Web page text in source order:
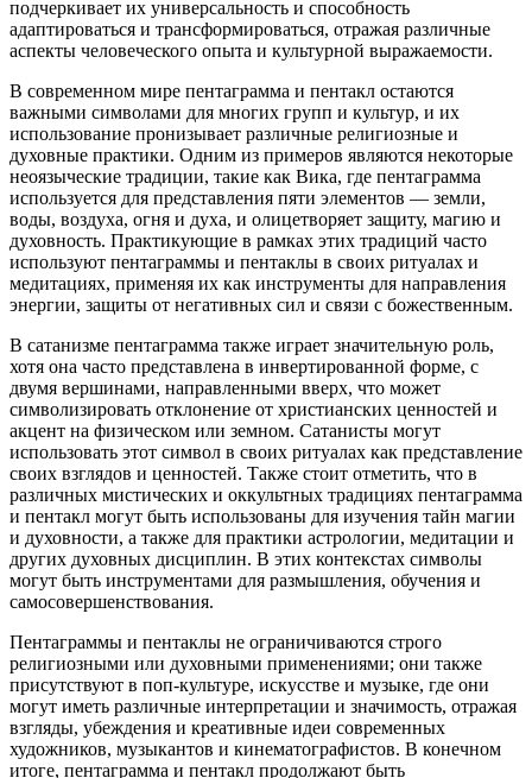
подчеркивает их универсальность и способность
адаптироваться и трансформироваться, отражая различные
аспекты человеческого опыта и культурной выражаемости.
В современном мире пентаграмма и пентакл остаются
важными символами для многих групп и культур, и их
использование пронизывает различные религиозные и
духовные практики. Одним из примеров являются некоторые
неоязыческие традиции, такие как Вика, где пентаграмма
используется для представления пяти элементов — земли,
воды, воздуха, огня и духа, и олицетворяет защиту, магию и
духовность. Практикующие в рамках этих традиций часто
используют пентаграммы и пентаклы в своих ритуалах и
медитациях, применяя их как инструменты для направления
энергии, защиты от негативных сил и связи с божественным.
В сатанизме пентаграмма также играет значительную роль,
хотя она часто представлена в инвертированной форме, с
двумя вершинами, направленными вверх, что может
символизировать отклонение от христианских ценностей и
акцент на физическом или земном. Сатанисты могут
использовать этот символ в своих ритуалах как представление
своих взглядов и ценностей. Также стоит отметить, что в
различных мистических и оккультных традициях пентаграмма
и пентакл могут быть использованы для изучения тайн магии
и духовности, а также для практики астрологии, медитации и
других духовных дисциплин. В этих контекстах символы
могут быть инструментами для размышления, обучения и
самосовершенствования.
Пентаграммы и пентаклы не ограничиваются строго
религиозными или духовными применениями; они также
присутствуют в поп-культуре, искусстве и музыке, где они
могут иметь различные интерпретации и значимость, отражая
взгляды, убеждения и креативные идеи современных
художников, музыкантов и кинематографистов. В конечном
итоге, пентаграмма и пентакл продолжают быть